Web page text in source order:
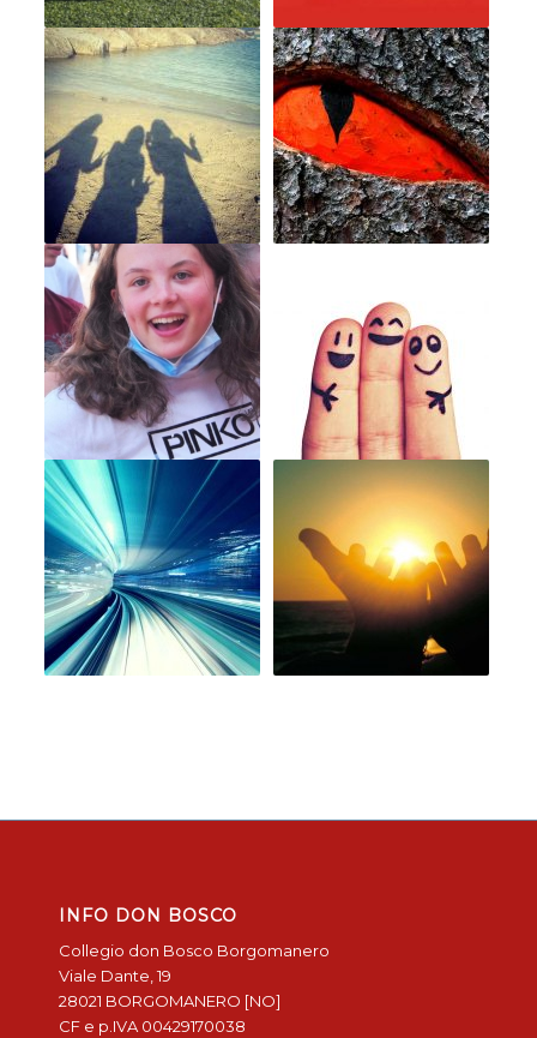
INFO DON BOSCO
Collegio don Bosco Borgomanero
Viale Dante, 19
28021 BORGOMANERO [NO]
CF e p.IVA 00429170038